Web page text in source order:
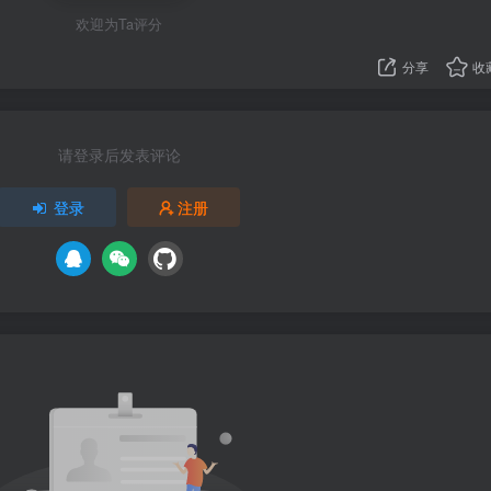
欢迎为Ta评分
分享 收
请登录后发表评论
登录 注册